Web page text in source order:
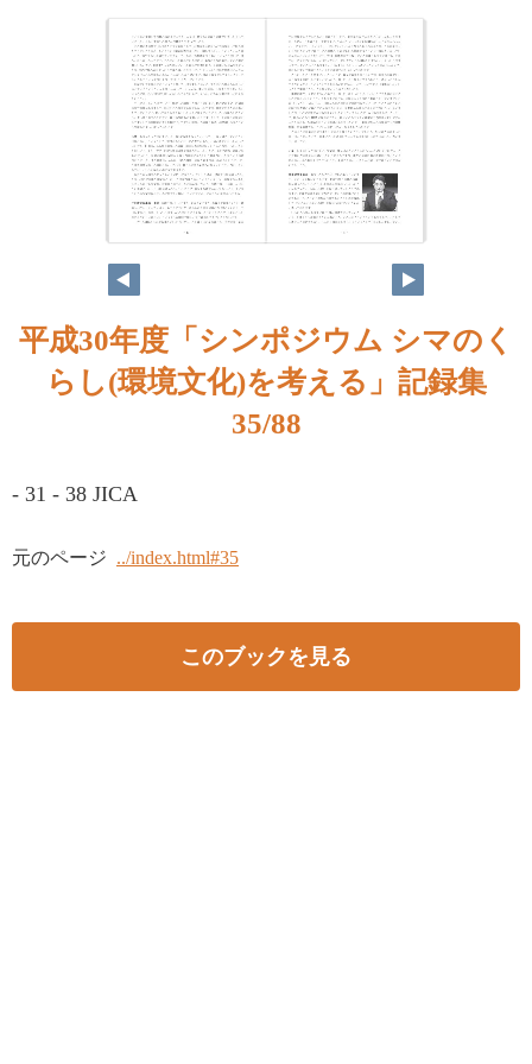
平成30年度「シンポジウム シマのく
らし(環境文化)を考える」記録集
35/88
- 31 - 38 JICA
元のページ ../index.html#35
このブックを見る